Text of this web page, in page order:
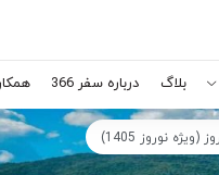
بلاگ درباره سفر 366